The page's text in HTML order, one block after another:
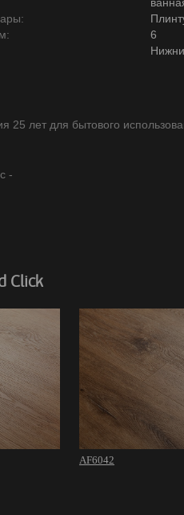
6
25 лет для бытового
-
Click
AF6042